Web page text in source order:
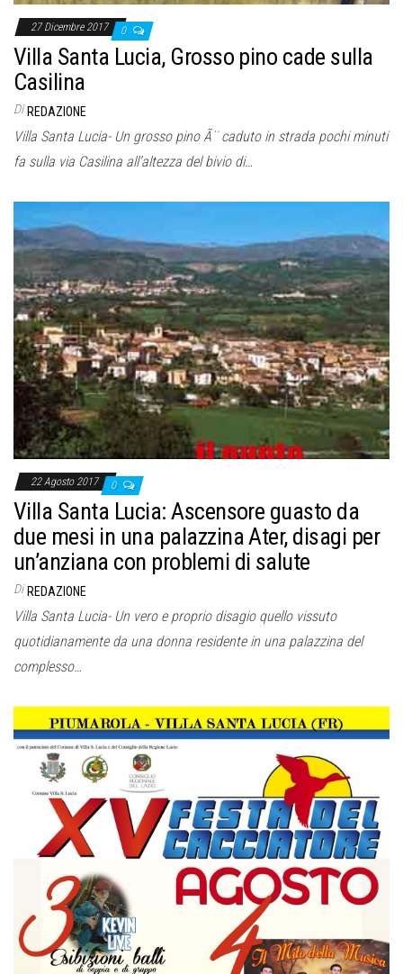
27 Dicembre 2017 0
Villa Santa Lucia, Grosso pino cade sulla
Casilina
Di REDAZIONE
Villa Santa Lucia- Un grosso pino Ã¨ caduto in strada pochi minuti
fa sulla via Casilina all’altezza del bivio di…
22 Agosto 2017 0
Villa Santa Lucia: Ascensore guasto da
due mesi in una palazzina Ater, disagi per
un’anziana con problemi di salute
Di REDAZIONE
Villa Santa Lucia- Un vero e proprio disagio quello vissuto
quotidianamente da una donna residente in una palazzina del
complesso…